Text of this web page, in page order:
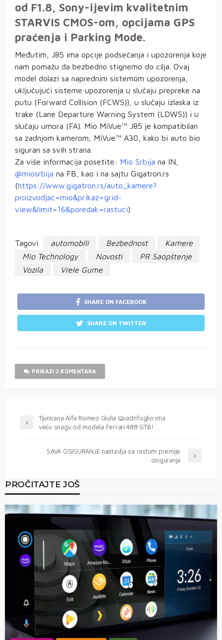
od F1.8, Sony-ijevim kvalitetnim
STARVIS CMOS-om, opcijama GPS
praćenja i Parking Mode.
Međutim, J85 ima opcije podsećanja i upozorenja koje
nam pomažu da bezbedno stignemo do cilja. Ovaj
model dolazi sa naprednim sistemom upozorenja,
uključujući sisteme upozorenja u slučaju prepreke na
putu (Forward Collision (FCWS)), u slučaju izlaska iz
trake (Lane Departure Warning System (LDWS)) i u
slučaju umora (FA). Mio MiVue™ J85 je kompatibilan
sa zadnjom kamerom, MiVue™ A30, kako bi auto bio
siguran sa svih strana.
Za više informacija posetite: Mio Srbija na IN,
@miosrbija na FB, kao i na sajtu Gigatron.rs
(https://www.gigatron.rs/auto_kamere?
proizvodjac=mio&prikaz=grid-
view&limit=16&poredak=rastuci)
Tagovi automobili Bezbednost
Kamere
Mio Technology
Novosti
PR Saopštenje
Vozila
Vrele Gume
SHARE ON FACEBOOK
SHARE ON TWITTER
PRIKAŽI 2 KOMENTARA
Tjunirana Alfa Romeo Giulia Quadrifoglio ima
veću snagu od modela Ferrari 488 GTB!
SAVA OSIGURANJE nastavlja sa rastom premije
osiguranja
PROČITAJTE JOŠ